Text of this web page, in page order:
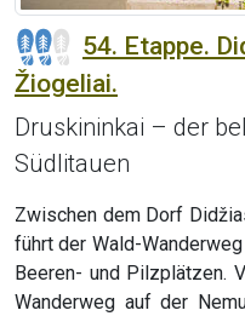
54. Etappe.
Žiogeliai.
Druskininkai – der
Südlitauen
Zwischen dem Dorf
führt der Wald-
Beeren- und Pilzplätzen.
Wanderweg auf der